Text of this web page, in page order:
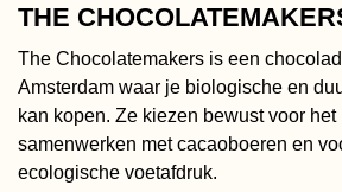
THE
The Chocolatemakers is een
Amsterdam waar je biologische en
kan kopen. Ze kiezen bewust voor
samenwerken met cacaoboeren en
ecologische voetafdruk.